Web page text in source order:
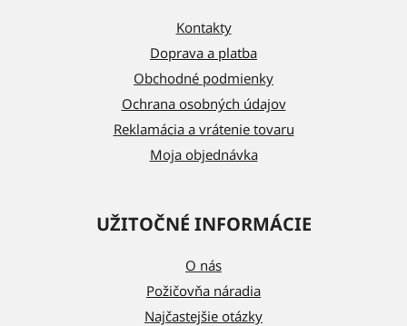
Kontakty
Doprava a platba
Obchodné podmienky
Ochrana osobných údajov
Reklamácia a vrátenie tovaru
Moja objednávka
UŽITOČNÉ INFORMÁCIE
O nás
Požičovňa náradia
Najčastejšie otázky